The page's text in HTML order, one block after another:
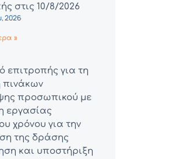
στις 10/8/2026
2026
»
επιτροπής για τη
πινάκων
προσωπικού με
εργασίας
χρόνου για την
της δράσης
και υποστήριξη